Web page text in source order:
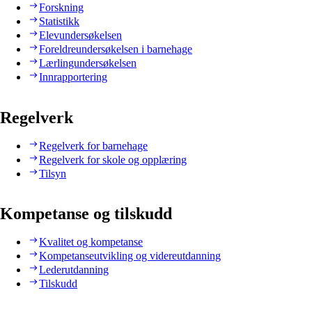
Forskning
Statistikk
Elevundersøkelsen
Foreldreundersøkelsen i barnehage
Lærlingundersøkelsen
Innrapportering
Regelverk
Regelverk for barnehage
Regelverk for skole og opplæring
Tilsyn
Kompetanse og tilskudd
Kvalitet og kompetanse
Kompetanseutvikling og videreutdanning
Lederutdanning
Tilskudd